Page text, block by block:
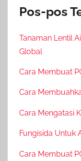
Pos-pos
Tanaman Lentil
Global
Cara Membuat
Cara
Cara Mengatasi
Fungisida Untuk
Cara Membuat